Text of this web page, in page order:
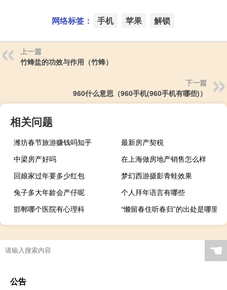
网络标签： 手机 苹果 解锁
上一篇
竹蜂盐的功效与作用（竹蜂）
下一篇
960什么意思（960手机(960手机有哪些)）
相关问题
潍坊春节旅游赚钱吗知乎
最新房产契税
中梁房产好吗
在上海做房地产销售怎么样
回娘家过年要多少红包
梦幻西游摄影青蛙效果
兔子多大年龄会产仔呢
个人拜年语言有哪些
邯郸哪个医院有心理科
“懒留春住听春归”的出处是哪里
☚
公告